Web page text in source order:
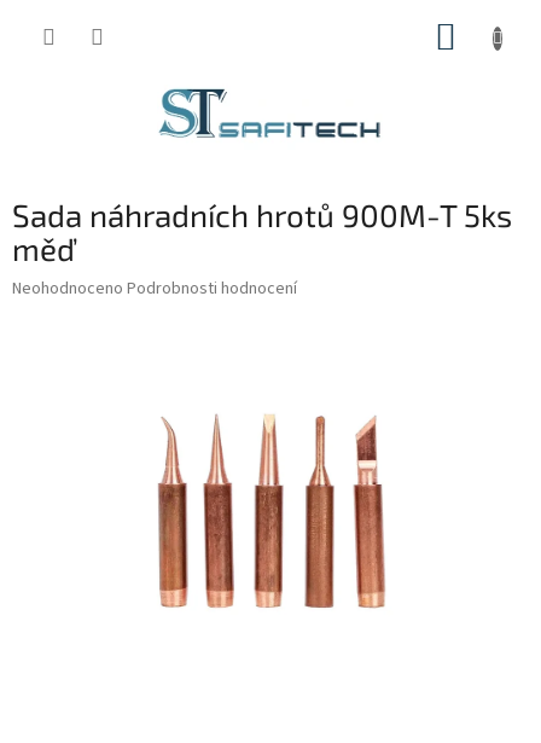
Sada náhradních hrotů 900M-T 5ks
měď
Průměrné
Neohodnoceno Podrobnosti hodnocení